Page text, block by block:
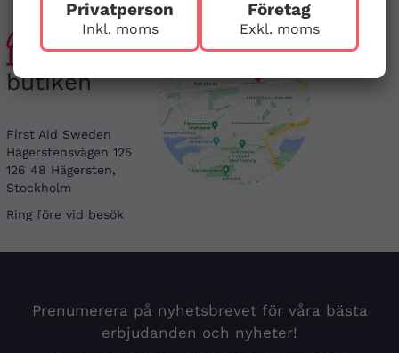
Privatperson
Inkl. moms
Företag
Exkl. moms
Besök
butiken
First Aid Sweden
Hägerstensvägen 125
126 48 Hägersten,
Stockholm
Ring före vid besök
Prenumerera på nyhetsbrevet för våra bästa
erbjudanden och nyheter!